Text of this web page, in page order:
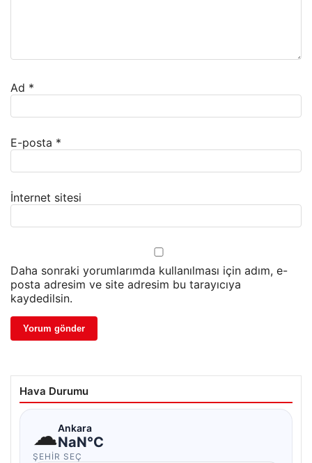
Ad *
E-posta *
İnternet sitesi
Daha sonraki yorumlarımda kullanılması için adım, e-
posta adresim ve site adresim bu tarayıcıya
kaydedilsin.
Hava Durumu
☁Ankara
NaN°C
ŞEHIR SEÇ